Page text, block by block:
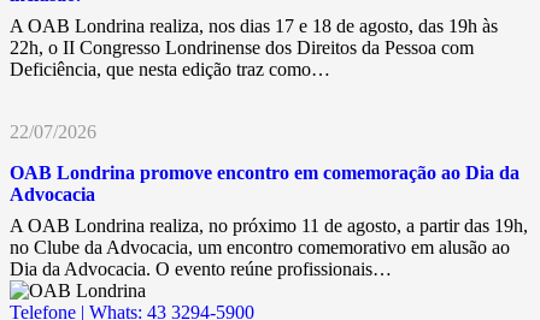
A OAB Londrina realiza, nos dias 17 e 18 de agosto, das 19h às
22h, o II Congresso Londrinense dos Direitos da Pessoa com
Deficiência, que nesta edição traz como…
22/07/2026
OAB Londrina promove encontro em comemoração ao Dia da
Advocacia
A OAB Londrina realiza, no próximo 11 de agosto, a partir das 19h,
no Clube da Advocacia, um encontro comemorativo em alusão ao
Dia da Advocacia. O evento reúne profissionais…
Telefone | Whats: 43 3294-5900